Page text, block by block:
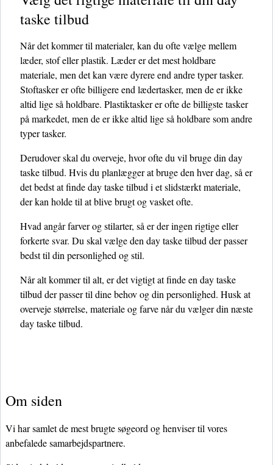
taske tilbud
Når det kommer til materialer, kan du ofte vælge mellem
læder, stof eller plastik. Læder er det mest holdbare
materiale, men det kan være dyrere end andre typer tasker.
Stoftasker er ofte billigere end lædertasker, men de er ikke
altid lige så holdbare. Plastiktasker er ofte de billigste tasker
på markedet, men de er ikke altid lige så holdbare som andre
typer tasker.
Derudover skal du overveje, hvor ofte du vil bruge din day
taske tilbud. Hvis du planlægger at bruge den hver dag, så er
det bedst at finde day taske tilbud i et slidstærkt materiale,
der kan holde til at blive brugt og vasket ofte.
Hvad angår farver og stilarter, så er der ingen rigtige eller
forkerte svar. Du skal vælge den day taske tilbud der passer
bedst til din personlighed og stil.
Når alt kommer til alt, er det vigtigt at finde en day taske
tilbud der passer til dine behov og din personlighed. Husk at
overveje størrelse, materiale og farve når du vælger din næste
day taske tilbud.
Om siden
Vi har samlet de mest brugte søgeord og henviser til vores
anbefalede samarbejdspartnere.